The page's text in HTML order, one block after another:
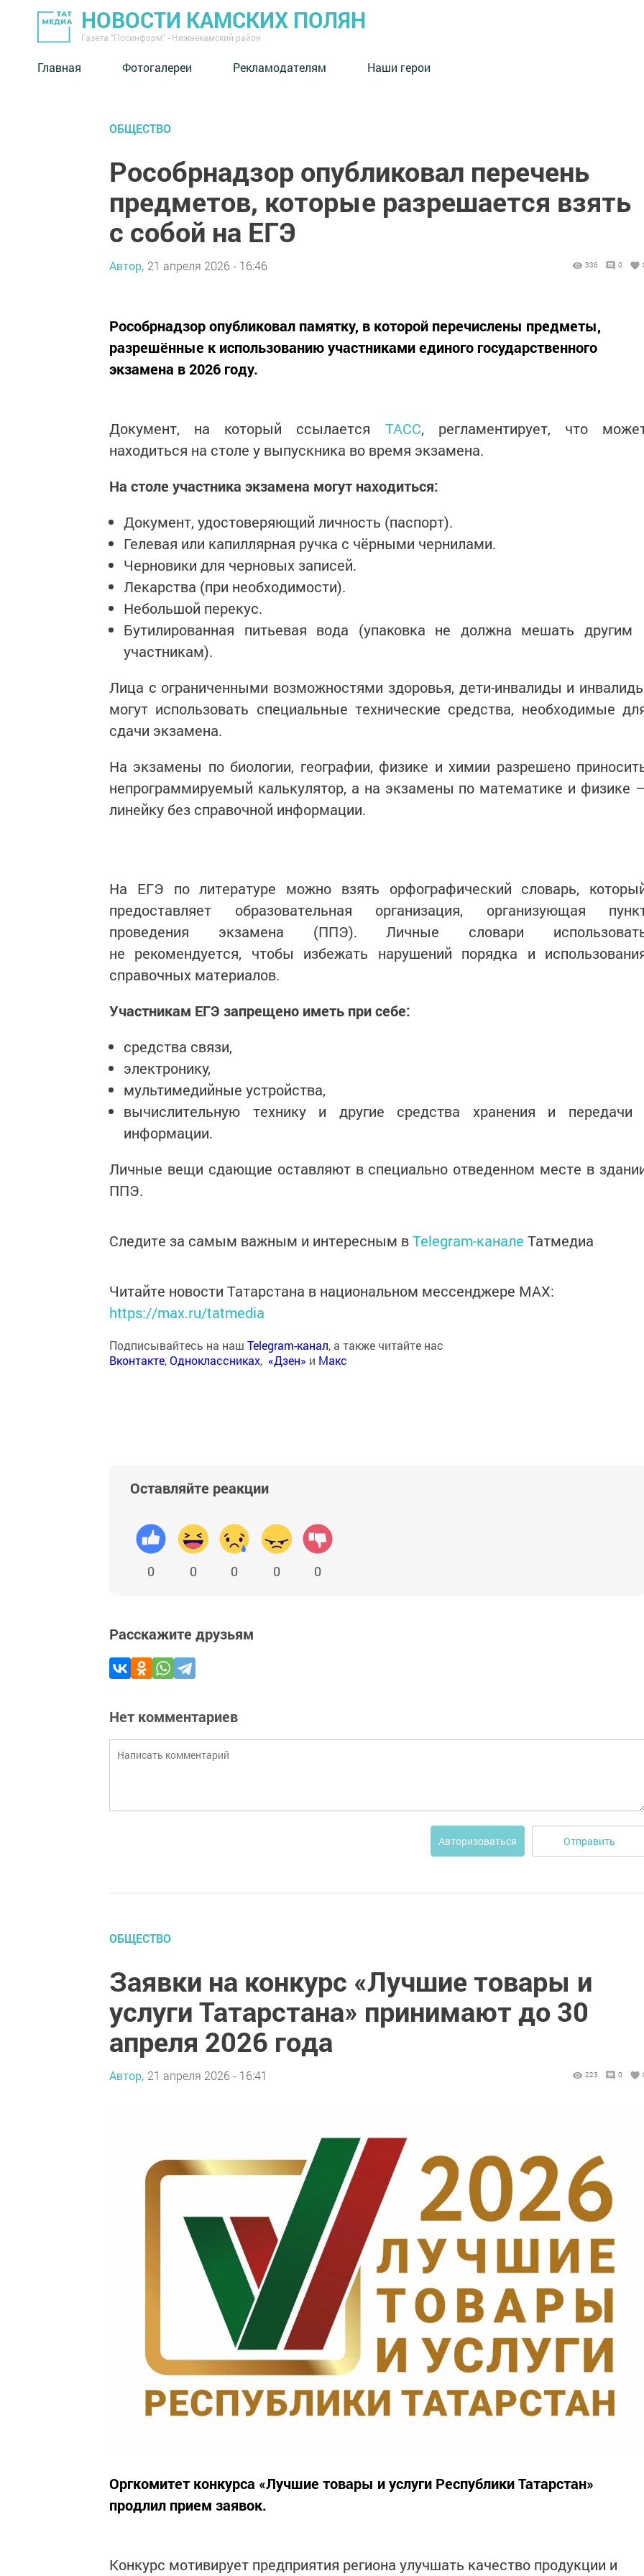
НОВОСТИ КАМСКИХ ПОЛЯН
Газета "Посинформ" - Нижнекамский район
Главная Фотогалереи Рекламодателям Наши герои
ОБЩЕСТВО
Рособрнадзор опубликовал перечень
предметов, которые разрешается взять
с собой на ЕГЭ
Автор, 21 апреля 2026 - 16:46 336 0
Рособрнадзор опубликовал памятку, в которой перечислены предметы,
разрешённые к использованию участниками единого государственного
экзамена в 2026 году.
Документ, на который ссылается ТАСС, регламентирует, что
находиться на столе у выпускника во время экзамена.
На столе участника экзамена могут находиться:
Документ, удостоверяющий личность (паспорт).
Гелевая или капиллярная ручка с чёрными чернилами.
Черновики для черновых записей.
Лекарства (при необходимости).
Небольшой перекус.
Бутилированная питьевая вода (упаковка не должна мешать другим
участникам).
Лица с ограниченными возможностями здоровья, дети-инвалиды и
могут использовать специальные технические средства, необходимые
сдачи экзамена.
На экзамены по биологии, географии, физике и химии разрешено
непрограммируемый калькулятор, а на экзамены по математике и физике
линейку без справочной информации.
На ЕГЭ по литературе можно взять орфографический словарь,
предоставляет образовательная организация, организующая
проведения экзамена (ППЭ). Личные словари
не рекомендуется, чтобы избежать нарушений порядка и
справочных материалов.
Участникам ЕГЭ запрещено иметь при себе:
средства связи,
электронику,
мультимедийные устройства,
вычислительную технику и другие средства хранения и передачи
информации.
Личные вещи сдающие оставляют в специально отведенном месте в
ППЭ.
Следите за самым важным и интересным вTelegram-канале Татмедиа
Читайте новости Татарстана в национальном мессенджере MАХ:
https://max.ru/tatmedia
Подписывайтесь на наш Telegram-канал, а также читайте нас
Вконтакте,Одноклассниках, «Дзен» и Макс
Оставляйте реакции
0 0 0 0 0
Расскажите друзьям
Нет комментариев
Авторизоваться Отправить
ОБЩЕСТВО
Заявки на конкурс «Лучшие товары и
услуги Татарстана» принимают до 30
апреля 2026 года
Автор, 21 апреля 2026 - 16:41 223 0
Оргкомитет конкурса «Лучшие товары и услуги Республики Татарстан»
продлил прием заявок.
Конкурс мотивирует предприятия региона улучшать качество продукции и